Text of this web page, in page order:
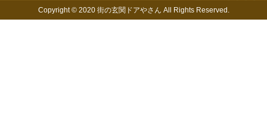
Copyright © 2020 街の玄関ドアやさん All Rights Reserved.